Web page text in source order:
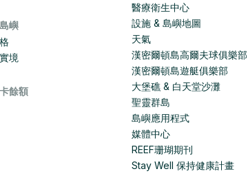
嶼
境
餘額
醫療衛生中心
設施 & 島嶼地圖
天氣
漢密爾頓島高爾夫球俱樂部
漢密爾頓島遊艇俱樂部
大堡礁 & 白天堂沙灘
聖靈群島
島嶼應用程式
媒體中心
REEF珊瑚期刊
Stay Well 保持健康計畫